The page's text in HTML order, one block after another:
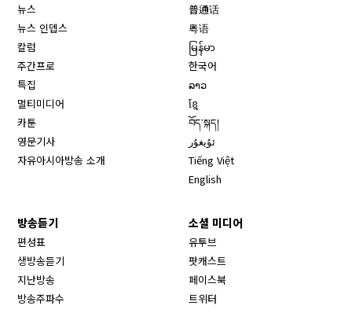
뉴스
뉴스 인뎁스
칼럼
주간프로
특집
멀티미디어
카툰
영문기사
자유아시아방송 소개
普通话
粤语
မြန်မာ
한국어
ລາວ
ខ្មែ
བོད་སྐད།
ئۇيغۇر
Tiếng Việt
English
방송듣기
편성표
생방송듣기
지난방송
방송주파수
소셜 미디어
유투브
팟캐스트
페이스북
트위터